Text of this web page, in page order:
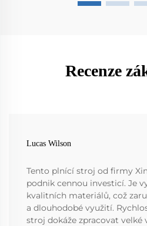
Recenze
Lucas Wilson
Tento plnící stroj od firmy
podnik cennou investicí. Je
kvalitních materiálů, což
a dlouhodobé využití.
stroj dokáže zpracovat velké